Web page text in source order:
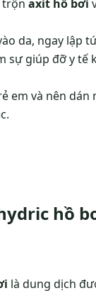
trộn axit hồ bơi
da, ngay lập
sự giúp đỡ y tế
em và nên dán
hồ
là dung dịch